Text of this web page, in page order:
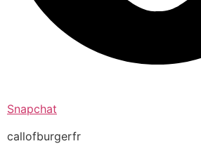
Snapchat
callofburgerfr